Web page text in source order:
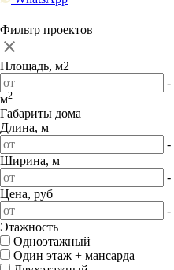
Фильтр проектов
Площадь, м2
-
м2
Габариты дома
Длина, м
-
Ширина, м
-
Цена, руб
-
Этажность
Одноэтажный
Один этаж + мансарда